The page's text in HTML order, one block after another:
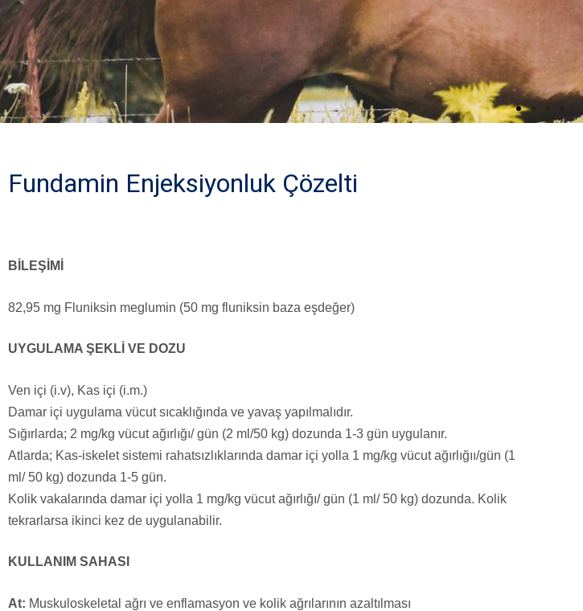
Fundamin Enjeksiyonluk Çözelti
BİLEŞİMİ
82,95 mg Fluniksin meglumin (50 mg fluniksin baza eşdeğer)
UYGULAMA ŞEKLİ VE DOZU
Ven içi (i.v), Kas içi (i.m.)
Damar içi uygulama vücut sıcaklığında ve yavaş yapılmalıdır.
Sığırlarda; 2 mg/kg vücut ağırlığı/ gün (2 ml/50 kg) dozunda 1-3 gün uygulanır.
Atlarda; Kas-iskelet sistemi rahatsızlıklarında damar içi yolla 1 mg/kg vücut ağırlığıı/gün (1
ml/ 50 kg) dozunda 1-5 gün.
Kolik vakalarında damar içi yolla 1 mg/kg vücut ağırlığı/ gün (1 ml/ 50 kg) dozunda. Kolik
tekrarlarsa ikinci kez de uygulanabilir.
KULLANIM SAHASI
At: Muskuloskeletal ağrı ve enflamasyon ve kolik ağrılarının azaltılması